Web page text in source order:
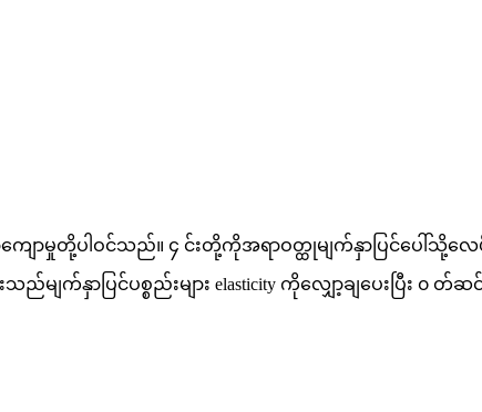
ောမှုတို့ပါဝင်သည်။ ၄ င်းတို့ကိုအရာဝတ္ထုမျက်နှာပြင်ပေါ်သို့လ
ည်မျက်နှာပြင်ပစ္စည်းများ elasticity ကိုလျှော့ချပေးပြီ